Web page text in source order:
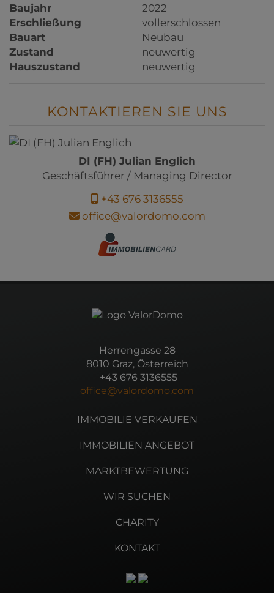
Baujahr
2022
Erschließung
vollerschlossen
Bauart
Neubau
Zustand
neuwertig
Hauszustand
neuwertig
KONTAKTIEREN SIE UNS
DI (FH) Julian Englich
Geschäftsführer / Managing Director
+43 676 3136555
office@valordomo.com
Herrengasse 28
8010 Graz, Österreich
+43 676 3136555
office@valordomo.com
IMMOBILIE VERKAUFEN
IMMOBILIEN ANGEBOT
MARKTBEWERTUNG
WIR SUCHEN
CHARITY
KONTAKT